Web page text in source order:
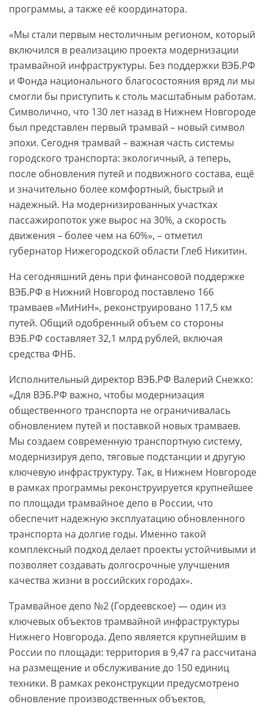
программы, а также её координатора.
«Мы стали первым нестоличным регионом, который
включился в реализацию проекта модернизации
трамвайной инфраструктуры. Без поддержки ВЭБ.РФ
и Фонда национального благосостояния вряд ли мы
смогли бы приступить к столь масштабным работам.
Символично, что 130 лет назад в Нижнем Новгороде
был представлен первый трамвай – новый символ
эпохи. Сегодня трамвай – важная часть системы
городского транспорта: экологичный, а теперь,
после обновления путей и подвижного состава, ещё
и значительно более комфортный, быстрый и
надежный. На модернизированных участках
пассажиропоток уже вырос на 30%, а скорость
движения – более чем на 60%», – отметил
губернатор Нижегородской области Глеб Никитин.
На сегодняшний день при финансовой поддержке
ВЭБ.РФ в Нижний Новгород поставлено 166
трамваев «МиНиН», реконструировано 117,5 км
путей. Общий одобренный объем со стороны
ВЭБ.РФ составляет 32,1 млрд рублей, включая
средства ФНБ.
Исполнительный директор ВЭБ.РФ Валерий Снежко:
«Для ВЭБ.РФ важно, чтобы модернизация
общественного транспорта не ограничивалась
обновлением путей и поставкой новых трамваев.
Мы создаем современную транспортную систему,
модернизируя депо, тяговые подстанции и другую
ключевую инфраструктуру. Так, в Нижнем Новгороде
в рамках программы реконструируется крупнейшее
по площади трамвайное депо в России, что
обеспечит надежную эксплуатацию обновленного
транспорта на долгие годы. Именно такой
комплексный подход делает проекты устойчивыми и
позволяет создавать долгосрочные улучшения
качества жизни в российских городах».
Трамвайное депо №2 (Гордеевское) — один из
ключевых объектов трамвайной инфраструктуры
Нижнего Новгорода. Депо является крупнейшим в
России по площади: территория в 9,47 га рассчитана
на размещение и обслуживание до 150 единиц
техники. В рамках реконструкции предусмотрено
обновление производственных объектов,